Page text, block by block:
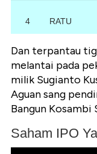
Dan terpantau
melantai pada
milik Sugianto
Aguan sang
Bangun Kosambi